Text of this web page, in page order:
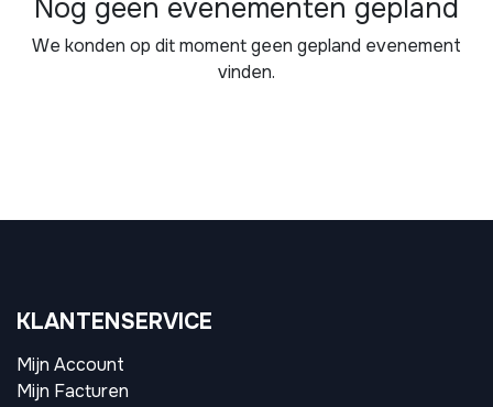
Nog geen evenementen gepland
We konden op dit moment geen gepland evenement
vinden.
KLANTENSERVICE
Mijn Account
Mijn Facturen